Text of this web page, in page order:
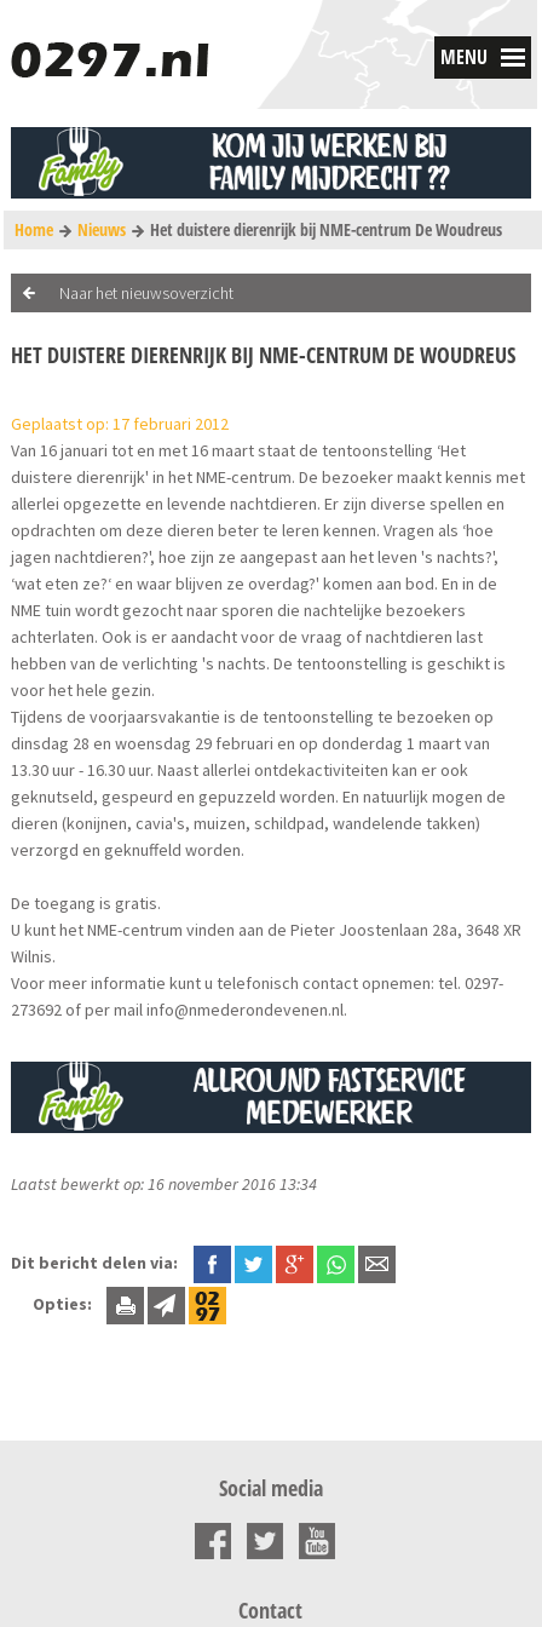
MENU
Home Nieuws Het duistere dierenrijk bij NME-centrum De Woudreus
Naar het nieuwsoverzicht
HET DUISTERE DIERENRIJK BIJ NME-CENTRUM DE WOUDREUS
Geplaatst op: 17 februari 2012
Van 16 januari tot en met 16 maart staat de tentoonstelling ‘Het
duistere dierenrijk' in het NME-centrum. De bezoeker maakt kennis met
allerlei opgezette en levende nachtdieren. Er zijn diverse spellen en
opdrachten om deze dieren beter te leren kennen. Vragen als ‘hoe
jagen nachtdieren?', hoe zijn ze aangepast aan het leven 's nachts?',
‘wat eten ze?‘ en waar blijven ze overdag?' komen aan bod. En in de
NME tuin wordt gezocht naar sporen die nachtelijke bezoekers
achterlaten. Ook is er aandacht voor de vraag of nachtdieren last
hebben van de verlichting 's nachts. De tentoonstelling is geschikt is
voor het hele gezin.
Tijdens de voorjaarsvakantie is de tentoonstelling te bezoeken op
dinsdag 28 en woensdag 29 februari en op donderdag 1 maart van
13.30 uur - 16.30 uur. Naast allerlei ontdekactiviteiten kan er ook
geknutseld, gespeurd en gepuzzeld worden. En natuurlijk mogen de
dieren (konijnen, cavia's, muizen, schildpad, wandelende takken)
verzorgd en geknuffeld worden.
De toegang is gratis.
U kunt het NME-centrum vinden aan de Pieter Joostenlaan 28a, 3648 XR
Wilnis.
Voor meer informatie kunt u telefonisch contact opnemen: tel. 0297-
273692 of per mail info@nmederondevenen.nl.
Laatst bewerkt op: 16 november 2016 13:34
Dit bericht delen via:
Opties:
Social media
Contact